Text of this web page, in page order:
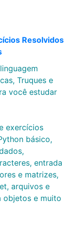
Resolvidos
Truques e
você estudar
exercícios
básico,
entrada
e matrizes,
arquivos e
objetos e muito